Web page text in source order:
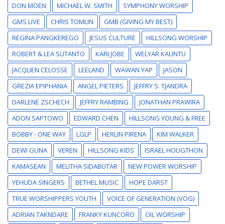
DON MOEN
MICHAEL W. SMITH
SYMPHONY WORSHIP
GMS LIVE
CHRIS TOMLIN
GMB (GIVING MY BEST)
REGINA PANGKEREGO
JESUS CULTURE
HILLSONG WORSHIP
ROBERT & LEA SUTANTO
KARI JOBE
WELYAR KAUNTU
JACQLIEN CELOSSE
LEELAND WAWAN YAP
JASON
GREZIA EPIPHANIA
ANGEL PIETERS
JEFFRY S. TJANDRA
DARLENE ZSCHECH
JEFFRY RAMBING
JONATHAN PRAWIRA
ADON SAPTOWO
EDWARD CHEN
HILLSONG YOUNG & FREE
BOBBY - ONE WAY
LGLP HERLIN PIRENA
KIM WALKER
DEWI GUNA
VEREN HILLSONG KIDS
ISRAEL HOUGTHON
KAMASEAN
MELITHA SIDABUTAR
NEW POWER WORSHIP
YEHUDA SINGERS
BETHEL MUSIC
HOPE DARST
TRUE WORSHIPPERS YOUTH
VOICE OF GENERATION (VOG)
ADRIAN TAKNDARE
FRANKY KUNCORO
OIL WORSHIP